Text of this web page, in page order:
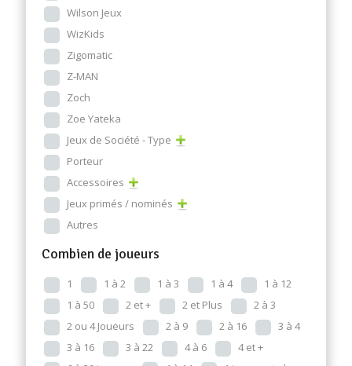
Wilson Jeux
WizKids
Zigomatic
Z-MAN
Zoch
Zoe Yateka
Jeux de Société - Type
Porteur
Accessoires
Jeux primés / nominés
Autres
Combien de joueurs
1 1 à 2 1 à 3 1 à 4
1 à 12
1 à 50
2 et + 2 et Plus
2 à 3
2 ou 4 Joueurs
2 à 9 2 à 16
3 à 4
3 à 16
3 à 22 4 à 6
4 et +